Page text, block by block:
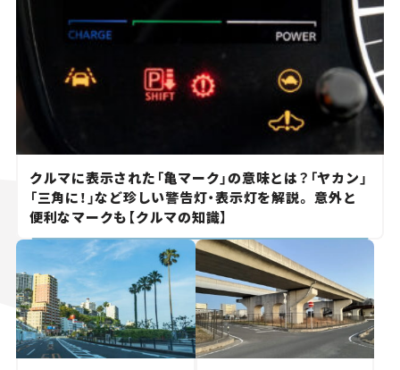
クルマに表示された「亀マーク」の意味とは？「ヤカン」
「三角に！」など珍しい警告灯・表示灯を解説。 意外と
便利なマークも【クルマの知識】